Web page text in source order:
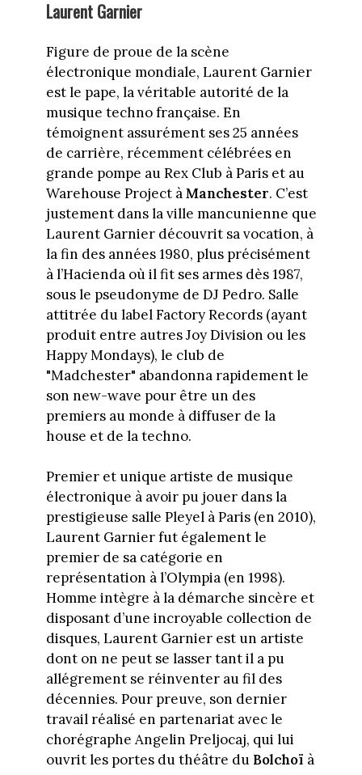
Laurent Garnier
Figure de proue de la scène
électronique mondiale, Laurent Garnier
est le pape, la véritable autorité de la
musique techno française. En
témoignent assurément ses 25 années
de carrière, récemment célébrées en
grande pompe au Rex Club à Paris et au
Warehouse Project àManchester. C’est
justement dans la ville mancunienne que
Laurent Garnier découvrit sa vocation, à
la fin des années 1980, plus précisément
à l’Hacienda où il fit ses armes dès 1987,
sous le pseudonyme de DJ Pedro. Salle
attitrée du label Factory Records (ayant
produit entre autres Joy Division ou les
Happy Mondays), le club de
"Madchester" abandonna rapidement le
son new-wave pour être un des
premiers au monde à diffuser de la
house et de la techno.
Premier et unique artiste de musique
électronique à avoir pu jouer dans la
prestigieuse salle Pleyel à Paris (en 2010),
Laurent Garnier fut également le
premier de sa catégorie en
représentation à l’Olympia (en 1998).
Homme intègre à la démarche sincère et
disposant d’une incroyable collection de
disques, Laurent Garnier est un artiste
dont on ne peut se lasser tant il a pu
allégrement se réinventer au fil des
décennies. Pour preuve, son dernier
travail réalisé en partenariat avec le
chorégraphe Angelin Preljocaj, qui lui
ouvrit les portes du théâtre du Bolchoï à